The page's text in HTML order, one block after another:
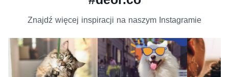
Znajdź więcej inspiracji na naszym Instagramie